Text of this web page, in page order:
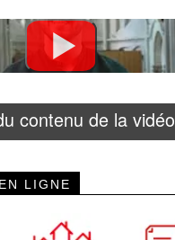
contenu de la vidéo
LIGNE